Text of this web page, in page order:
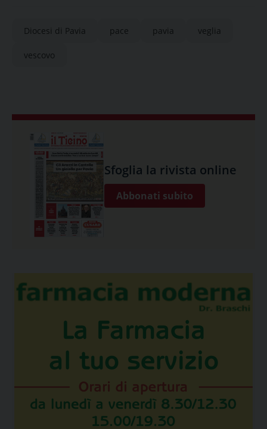
Diocesi di Pavia pace pavia veglia
vescovo
Sfoglia la rivista online
Abbonati subito